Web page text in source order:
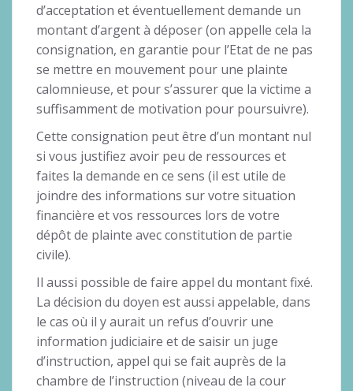
d’acceptation et éventuellement demande un
montant d’argent à déposer (on appelle cela la
consignation, en garantie pour l’Etat de ne pas
se mettre en mouvement pour une plainte
calomnieuse, et pour s’assurer que la victime a
suffisamment de motivation pour poursuivre).
Cette consignation peut être d’un montant nul
si vous justifiez avoir peu de ressources et
faites la demande en ce sens (il est utile de
joindre des informations sur votre situation
financière et vos ressources lors de votre
dépôt de plainte avec constitution de partie
civile).
Il aussi possible de faire appel du montant fixé.
La décision du doyen est aussi appelable, dans
le cas où il y aurait un refus d’ouvrir une
information judiciaire et de saisir un juge
d’instruction, appel qui se fait auprès de la
chambre de l’instruction (niveau de la cour